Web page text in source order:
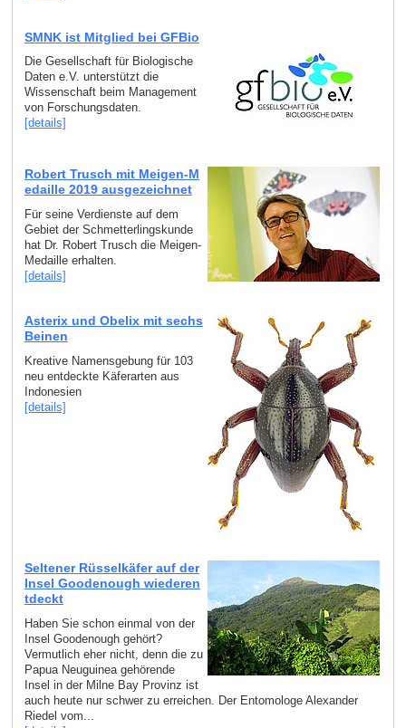
SMNK ist Mitglied bei GFBio
Die Gesellschaft für Biologische
Daten e.V. unterstützt die
Wissenschaft beim Management
von Forschungsdaten.
[details]
Robert Trusch mit Meigen-M
edaille 2019 ausgezeichnet
Für seine Verdienste auf dem
Gebiet der Schmetterlingskunde
hat Dr. Robert Trusch die Meigen-
Medaille erhalten.
[details]
Asterix und Obelix mit sechs
Beinen
Kreative Namensgebung für 103
neu entdeckte Käferarten aus
Indonesien
[details]
Seltener Rüsselkäfer auf der
Insel Goodenough wiederen
tdeckt
Haben Sie schon einmal von der
Insel Goodenough gehört?
Vermutlich eher nicht, denn die zu
Papua Neuguinea gehörende
Insel in der Milne Bay Provinz ist
auch heute nur schwer zu erreichen. Der Entomologe Alexander
Riedel vom...